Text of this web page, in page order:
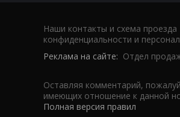
Наши контакты и схема проезда
конфиденциальности и
Реклама на сайте: Отдел
Оставляя комментарий,
имеющих отношение к данной
Полная версия правил